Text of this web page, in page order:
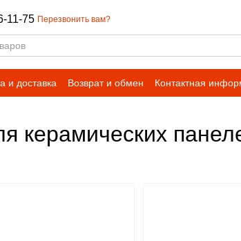
11-75 Перезвонить вам?
и доставка Возврат и обмен Контактная
керамических